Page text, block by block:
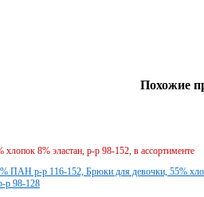
Похожие
8% эластан, р-р 98-152, в ассортименте
ПАН р-р 116-152, Брюки для девочки, 55%
р 98-128